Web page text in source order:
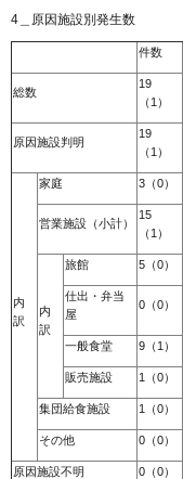
4＿原因施設別発生数
件数
総数
19
（1）
原因施設判明
19
（1）
内
訳
家庭 3（0）
営業施設（小計）
15
（1）
内
訳
旅館 5（0）
仕出・弁当
屋
0（0）
一般食堂 9（1）
販売施設 1（0）
集団給食施設 1（0）
その他 0（0）
原因施設不明 0（0）